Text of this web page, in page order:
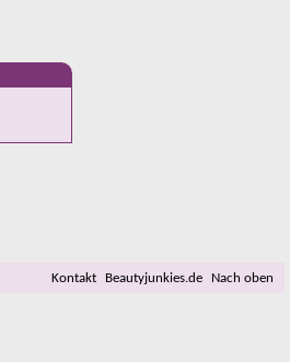
Kontakt Beautyjunkies.de Nach oben